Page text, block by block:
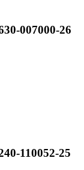
007000-26
110052-25